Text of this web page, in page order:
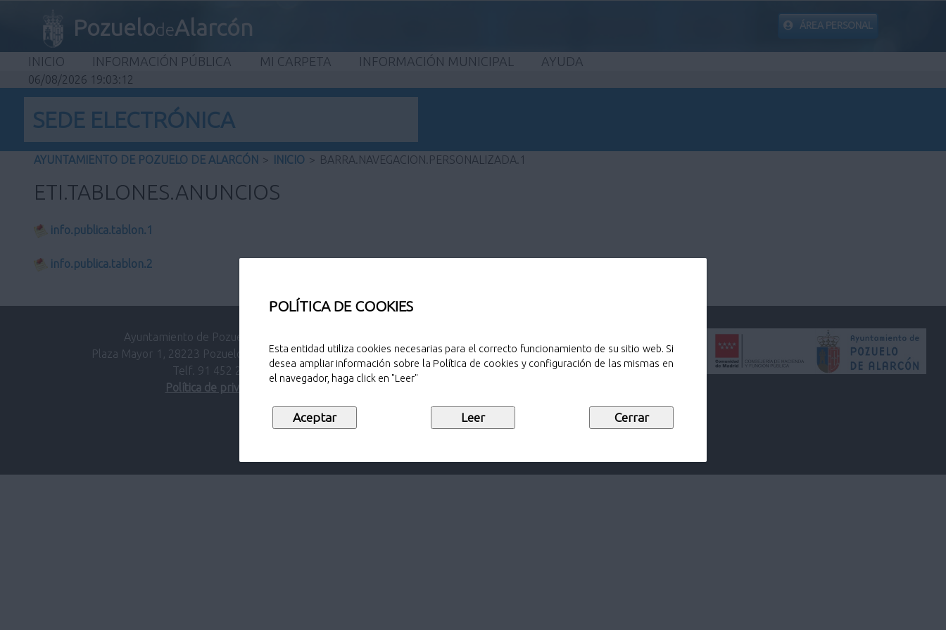
POLÍTICA DE COOKIES
Esta entidad utiliza cookies necesarias para el correcto funcionamiento de su sitio web. Si
desea ampliar información sobre la Política de cookies y configuración de las mismas en
el navegador, haga click en "Leer"
PozuelodeAlarcón ÁREA PERSONAL
INICIO INFORMACIÓN PÚBLICA MI CARPETA INFORMACIÓN MUNICIPAL AYUDA
06/08/2026 19:03:12
SEDE ELECTRÓNICA
AYUNTAMIENTO DE POZUELO DE ALARCÓN > INICIO > BARRA.NAVEGACION.PERSONALIZADA.1
ETI.TABLONES.ANUNCIOS
info.publica.tablon.1
info.publica.tablon.2
Ayuntamiento de Pozuelo de Alarcón.
Plaza Mayor 1, 28223 Pozuelo de Alarcón (Madrid)
Telf. 91 452 27 00
Política de privacidad